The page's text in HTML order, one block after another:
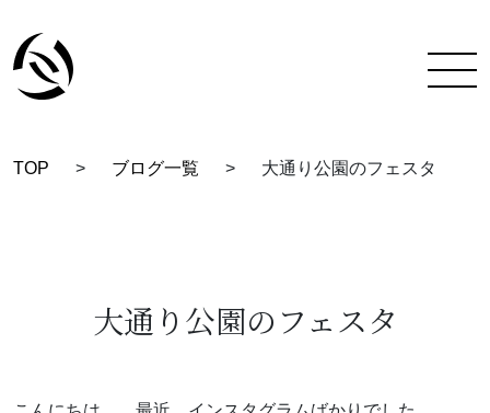
TOP > ブログ一覧 > 大通り公園のフェスタ
大通り公園のフェスタ